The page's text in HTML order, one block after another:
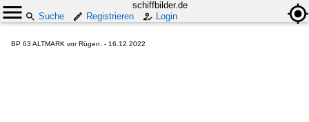
schiffbilder.de
Suche
Registrieren Login
BP 63 ALTMARK vor Rügen. - 16.12.2022